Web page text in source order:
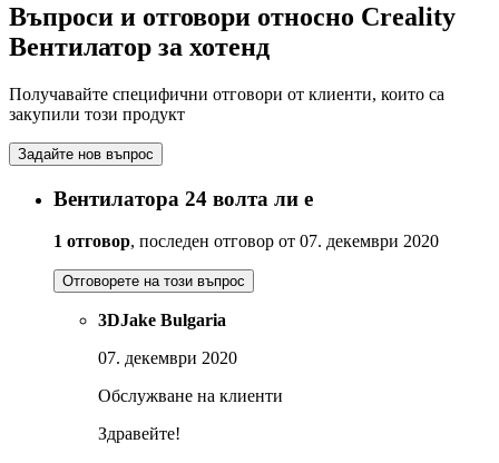
Въпроси и отговори относно Creality
Вентилатор за хотенд
Получавайте специфични отговори от клиенти, които са
закупили този продукт
Задайте нов въпрос
Вентилатора 24 волта ли е
1 отговор, последен отговор от 07. декември 2020
Отговорете на този въпрос
3DJake Bulgaria
07. декември 2020
Обслужване на клиенти
Здравейте!